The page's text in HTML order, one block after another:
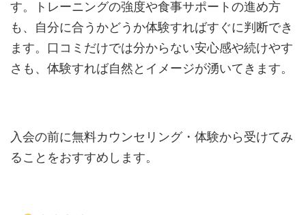
す。トレーニングの強度や食事サポートの進め方
も、自分に合うかどうか体験すればすぐに判断でき
ます。口コミだけでは分からない安心感や続けやす
さも、体験すれば自然とイメージが湧いてきます。
入会の前に無料カウンセリング・体験から受けてみ
ることをおすすめします。